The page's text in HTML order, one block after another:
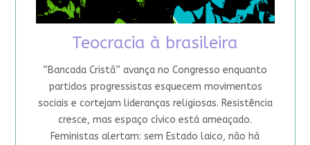
Teocracia à brasileira
“Bancada Cristã” avança no Congresso enquanto
partidos progressistas esquecem movimentos
sociais e cortejam lideranças religiosas. Resistência
cresce, mas espaço cívico está ameaçado.
Feministas alertam: sem Estado laico, não há